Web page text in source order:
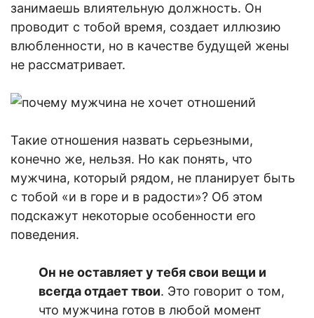
занимаешь влиятельную должность. Он
проводит с тобой время, создает иллюзию
влюбленности, но в качестве будущей жены
не рассматривает.
Такие отношения назвать серьезными,
конечно же, нельзя. Но как понять, что
мужчина, который рядом, не планирует быть
с тобой «и в горе и в радости»? Об этом
подскажут некоторые особенности его
поведения.
Он не оставляет у тебя свои вещи и
всегда отдает твои. Это говорит о том,
что мужчина готов в любой момент